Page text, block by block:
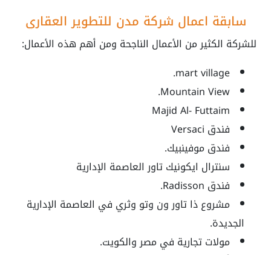
سابقة اعمال شركة مدن للتطوير العقاري
للشركة الكثير من الأعمال الناجحة ومن أهم هذه الأعمال:
mart village.
Mountain View.
Majid Al- Futtaim
فندق Versaci
فندق موفينبيك.
سنترال ايكونيك تاور العاصمة الإدارية
فندق Radisson.
مشروع ذا تاور ون وتو وثري في العاصمة الإدارية
الجديدة.
مولات تجارية في مصر والكويت.